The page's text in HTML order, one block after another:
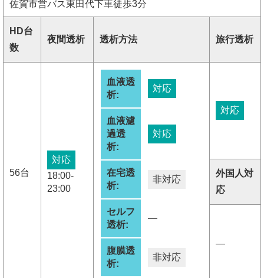
佐賀市営バス東田代下車徒歩3分
HD台
数
夜間透析 透析方法 旅行透析
56台
対応
18:00-
23:00
血液透
析:
対応
血液濾
過透
析:
対応
在宅透
析:
非対応
セルフ
透析:
―
腹膜透
析:
非対応
対応
外国人対
応
―